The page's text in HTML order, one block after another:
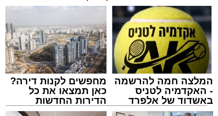
המלצה חמה להרשמה
- האקדמיה לטניס
באשדוד של אלפרד
קריאולנסקי - לילדים
מחפשים לקנות דירה?
כאן תמצאו את כל
הדירות החדשות
למכירה באשדוד >>>